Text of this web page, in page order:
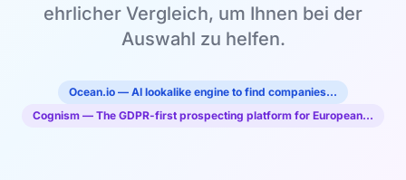
ehrlicher Vergleich, um Ihnen bei der
Auswahl zu helfen.
Ocean.io — AI lookalike engine to find companies…
Cognism — The GDPR-first prospecting platform for European…